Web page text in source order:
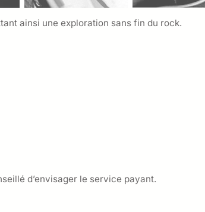
ainsi une exploration sans fin du rock.
d’envisager le service payant.